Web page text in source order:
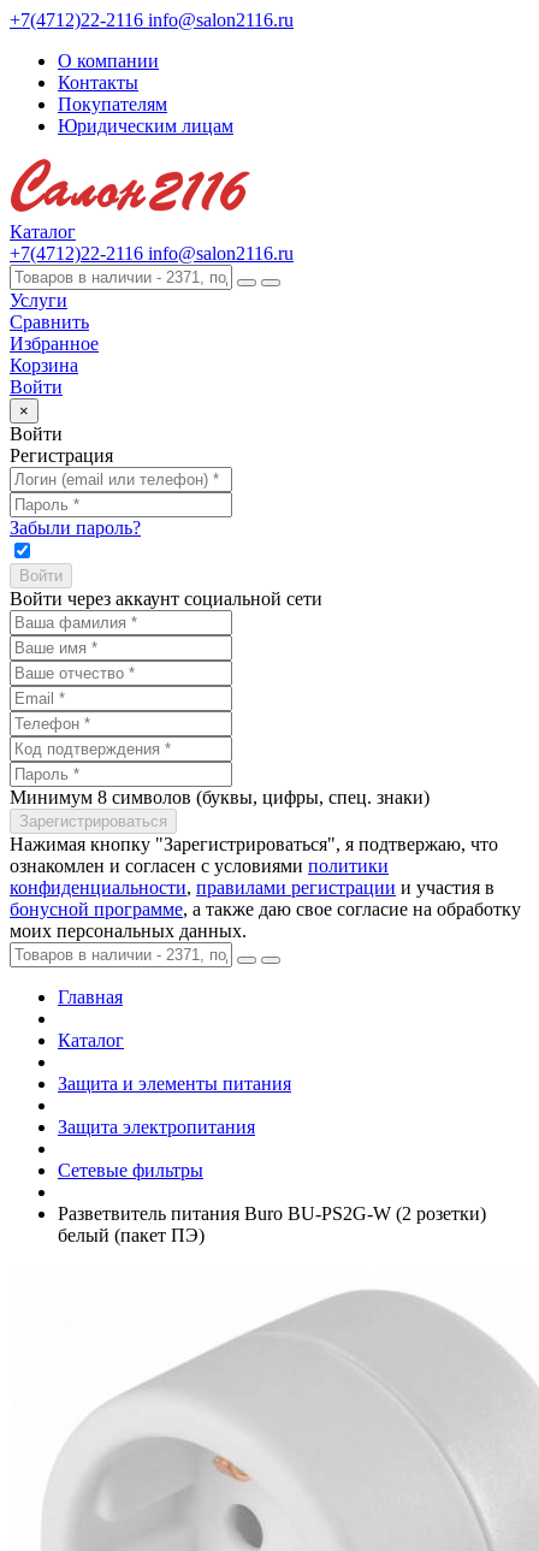
+7(4712)22-2116 info@salon2116.ru
О компании
Контакты
Покупателям
Юридическим лицам
Каталог
+7(4712)22-2116 info@salon2116.ru
Услуги
Сравнить
Избранное
Корзина
Войти
×
Войти
Регистрация
Забыли пароль?
Войти через аккаунт социальной сети
Минимум 8 символов (буквы, цифры, спец. знаки)
Нажимая кнопку "Зарегистрироваться", я подтвержаю, что
ознакомлен и согласен с условиями политики
конфиденциальности, правилами регистрации и участия в
бонусной программе, а также даю свое согласие на обработку
моих персональных данных.
Главная
Каталог
Защита и элементы питания
Защита электропитания
Сетевые фильтры
Разветвитель питания Buro BU-PS2G-W (2 розетки)
белый (пакет ПЭ)